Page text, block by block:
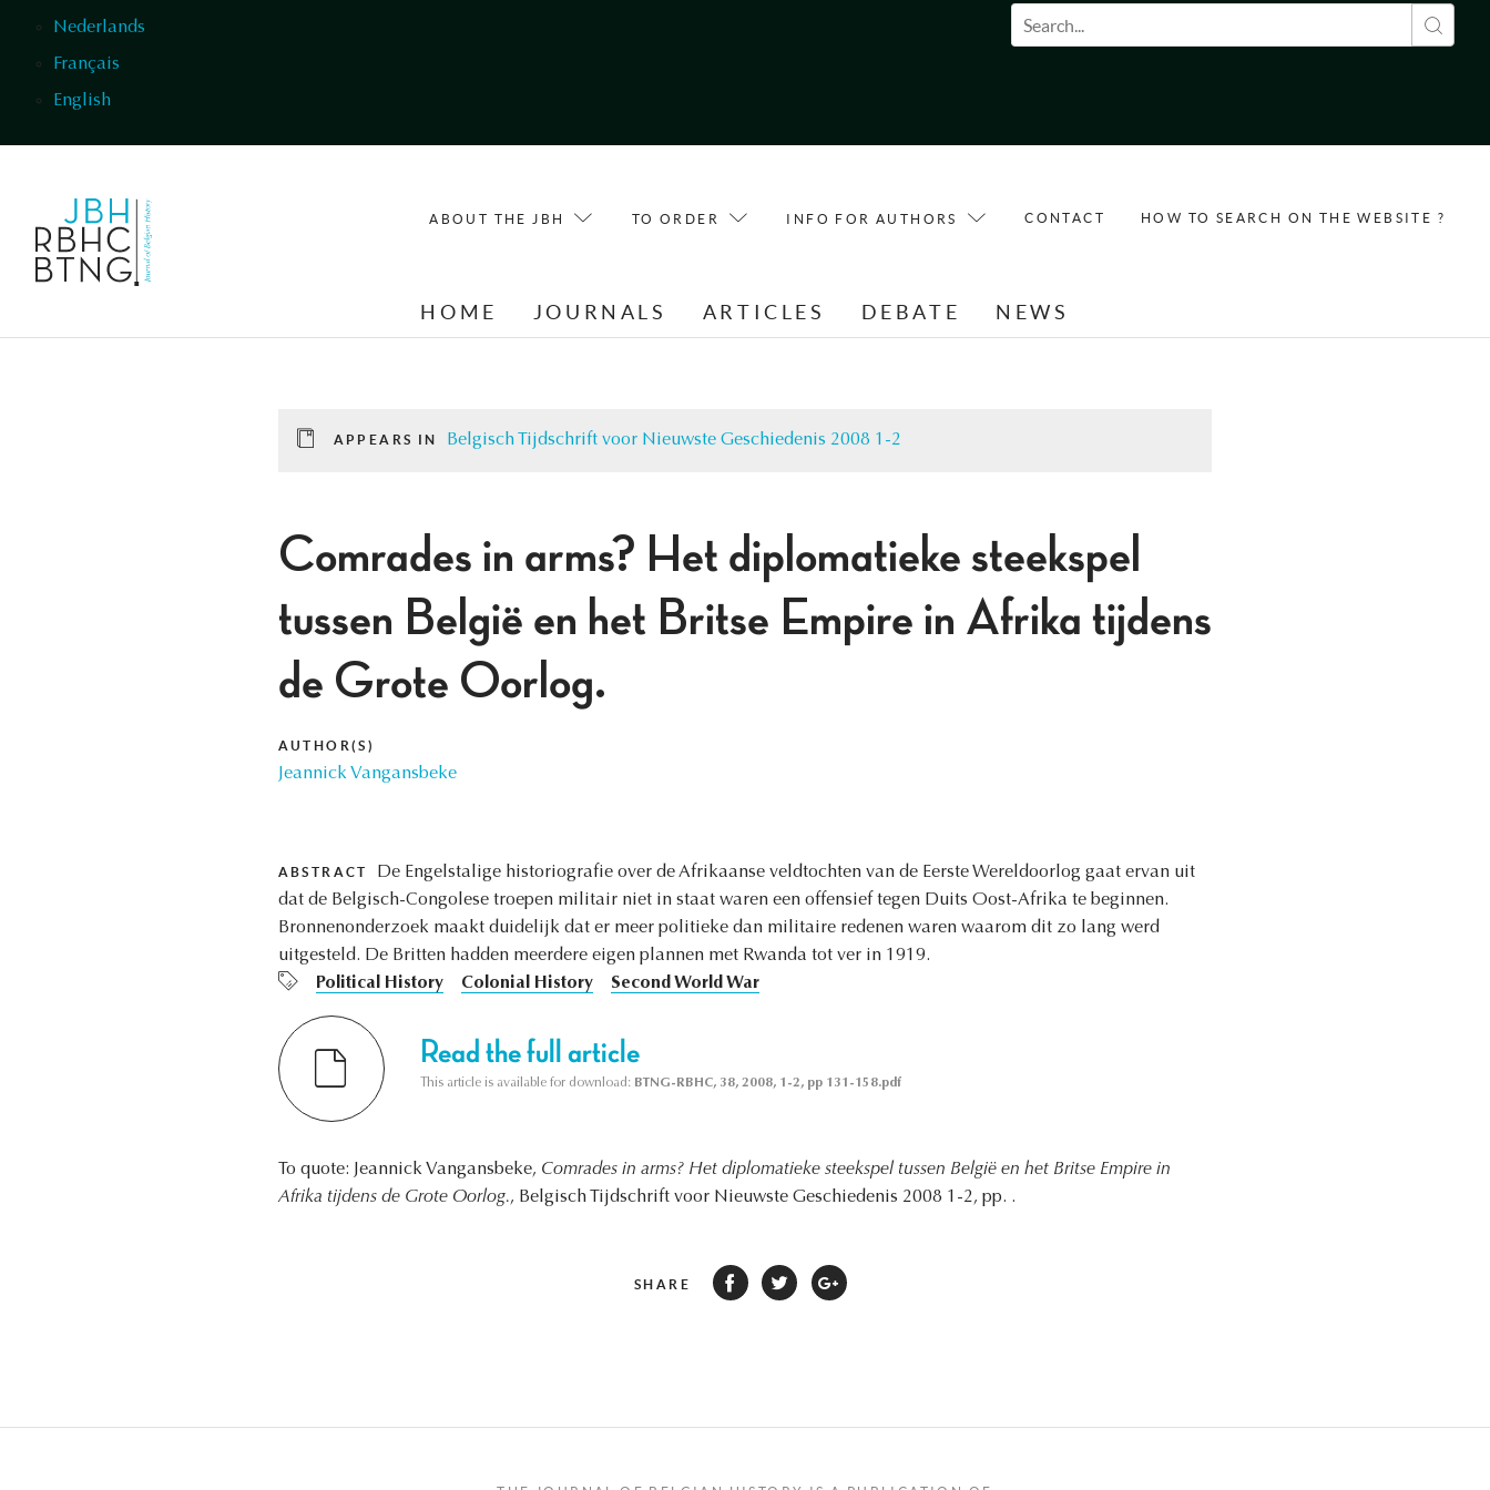
Nederlands
Français
English
Search form
ABOUT THE JBH TO ORDER INFO FOR AUTHORS CONTACT HOW TO SEARCH ON THE WEBSITE ?
HOME JOURNALS ARTICLES DEBATE NEWS
APPEARS IN Belgisch Tijdschrift voor Nieuwste Geschiedenis 2008 1-2
Comrades in arms? Het diplomatieke steekspel
tussen België en het Britse Empire in Afrika tijdens
de Grote Oorlog.
AUTHOR(S)
Jeannick Vangansbeke
ABSTRACT
De Engelstalige historiografie over de Afrikaanse veldtochten van de Eerste Wereldoorlog gaat ervan uit
dat de Belgisch-Congolese troepen militair niet in staat waren een offensief tegen Duits Oost-Afrika te beginnen.
Bronnenonderzoek maakt duidelijk dat er meer politieke dan militaire redenen waren waarom dit zo lang werd
uitgesteld. De Britten hadden meerdere eigen plannen met Rwanda tot ver in 1919.
Political History
Colonial History Second World War
Read the full article
This article is available for download: BTNG-RBHC, 38, 2008, 1-2, pp 131-158.pdf
To quote: Jeannick Vangansbeke, Comrades in arms? Het diplomatieke steekspel tussen België en het Britse Empire in
Afrika tijdens de Grote Oorlog., Belgisch Tijdschrift voor Nieuwste Geschiedenis 2008 1-2, pp. .
SHARE